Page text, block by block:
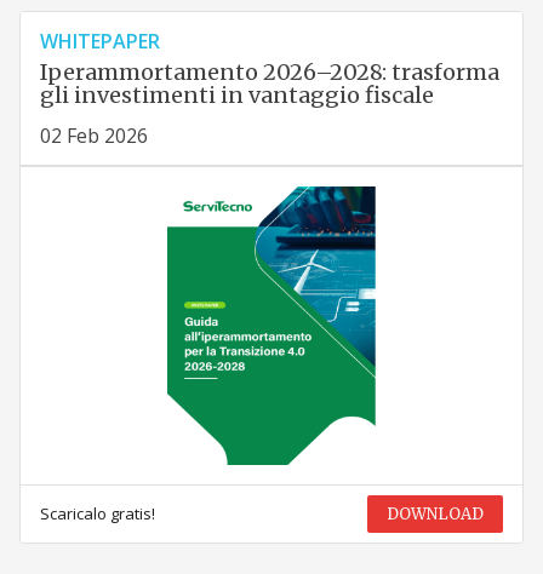
WHITEPAPER
Iperammortamento 2026–2028: trasforma
gli investimenti in vantaggio fiscale
02 Feb 2026
Scaricalo gratis! DOWNLOAD